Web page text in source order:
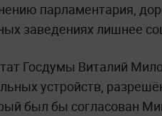
парламентария,
заведениях лишнее
Госдумы Виталий
устройств,
был бы согласован